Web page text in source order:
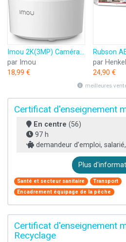
Imou 2K(3MP) Caméra Surveillance WiFi Intérieure Caméra 360° Connectée Smartphone avec Détection Humaine AI Suivi Intelligent Sirène Audio Bidirectionnel Compatible Alexa pour Bébé/Animaux
par Imou
18,99 €
par Henkel
24,90 €
meilleures
Certificat d'enseignement
En centre (56)
97 h
demandeur d’emploi,
Plus
Santé et secteur sanitaire
Transport
Encadrement équipage de la pêche
Certificat d'enseignement
Recyclage